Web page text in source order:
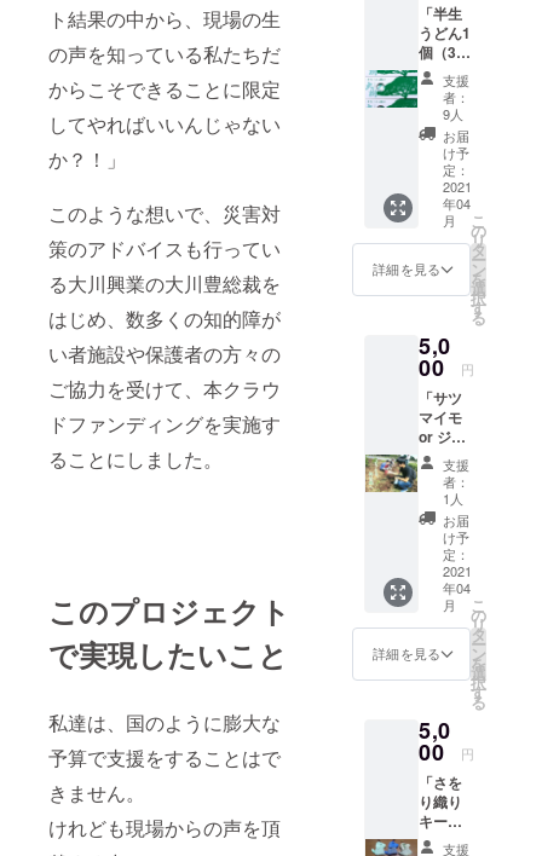
ト結果の中から、現場の生
の声を知っている私たちだ
からこそできることに限定
してやればいいんじゃない
か？！」
このような想いで、災害対
策のアドバイスも行ってい
る大川興業の大川豊総裁を
はじめ、数多くの知的障が
い者施設や保護者の方々の
ご協力を受けて、本クラウ
ドファンディングを実施す
ることにしました。
このプロジェクト
で実現したいこと
私達は、国のように膨大な
予算で支援をすることはで
きません。
けれども現場からの声を頂
「半生
うどん1
個（3食
入
り）」
「ポス
トカー
ド3枚
セッ
ト」
支援
者：
9人
お届
け予
定：
2021
年04
月
詳細を見る
こ
の
リ
タ
ー
ン
を
選
択
す
る
5,0
00 円
「サツ
マイモ
or ジャ
ガイモ
（1kg）
」「ポ
スト
カード3
枚セッ
ト」
支援
者：
1人
お届
け予
定：
2021
年04
月
詳細を見る
こ
の
リ
タ
ー
ン
を
選
択
す
る
5,0
00 円
「さを
り織り
キー
ケー支援